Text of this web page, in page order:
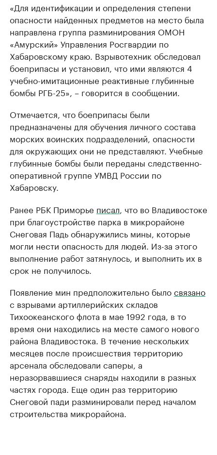
«Для идентификации и определения степени
опасности найденных предметов на место была
направлена группа разминирования ОМОН
«Амурский» Управления Росгвардии по
Хабаровскому краю. Взрывотехник обследовал
боеприпасы и установил, что ими являются 4
учебно-имитационные реактивные глубинные
бомбы РГБ-25», – говорится в сообщении.
Отмечается, что боеприпасы были
предназначены для обучения личного состава
морских воинских подразделений, опасности
для окружающих они не представляют. Учебные
глубинные бомбы были переданы следственно-
оперативной группе УМВД России по
Хабаровску.
Ранее РБК Приморье писал, что во Владивостоке
при благоустройстве парка в микрорайоне
Снеговая Падь обнаружились мины, которые
могли нести опасность для людей. Из-за этого
выполнение работ затянулось, и выполнить их в
срок не получилось.
Появление мин предположительно былосвязано
с взрывами артиллерийских складов
Тихоокеанского флота в мае 1992 года, в то
время они находились на месте самого нового
района Владивостока. В течение нескольких
месяцев после происшествия территорию
арсенала обследовали саперы, а
неразорвавшиеся снаряды находили в разных
частях города. Еще один раз территорию
Снеговой пади разминировали перед началом
строительства микрорайона.